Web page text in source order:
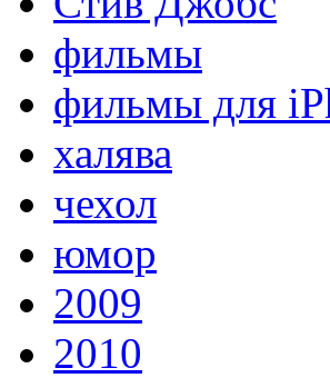
фильмы
фильмы для
халява
чехол
юмор
2009
2010